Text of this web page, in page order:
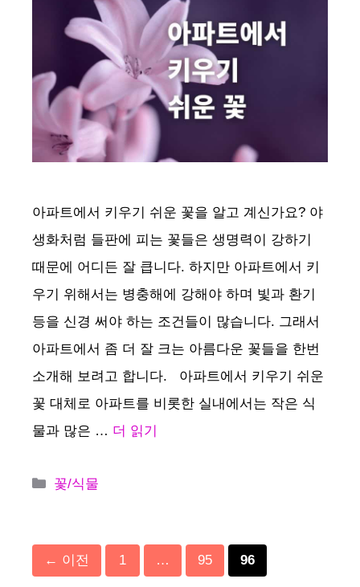
아파트에서 키우기 쉬운 꽃을 알고 계신가요? 야
생화처럼 들판에 피는 꽃들은 생명력이 강하기
때문에 어디든 잘 큽니다. 하지만 아파트에서 키
우기 위해서는 병충해에 강해야 하며 빛과 환기
등을 신경 써야 하는 조건들이 많습니다. 그래서
아파트에서 좀 더 잘 크는 아름다운 꽃들을 한번
소개해 보려고 합니다. 아파트에서 키우기 쉬운
꽃 대체로 아파트를 비롯한 실내에서는 작은 식
물과 많은 … 더 읽기
카
리
꽃/식물
← 이전
페
1 …
페
95
페
96